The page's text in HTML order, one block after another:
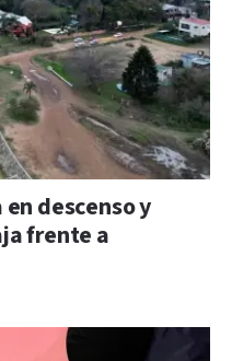
descenso y
frente a